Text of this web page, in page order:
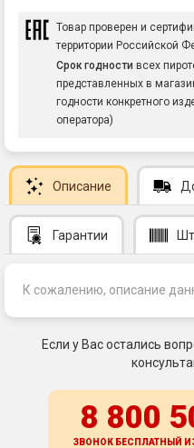
Товар проверен и
территории Российской
Срок годности всех
представленных в
годности конкретного
оператора)
Описание
Гарантии
К сожалению, описание
Если у Вас остались
8 800
ЗВОНОК БЕСПЛАТНЫЙ